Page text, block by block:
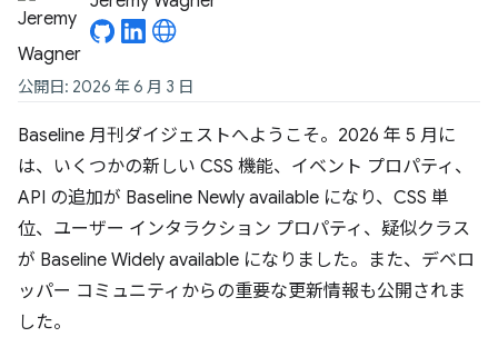
公開日: 2026 年 6 月 3 日
Baseline 月刊ダイジェストへようこそ。2026 年 5 月に
は、いくつかの新しい CSS 機能、イベント プロパティ、
API の追加が Baseline Newly available になり、CSS 単
位、ユーザー インタラクション プロパティ、疑似クラス
が Baseline Widely available になりました。また、デベロ
ッパー コミュニティからの重要な更新情報も公開されま
した。